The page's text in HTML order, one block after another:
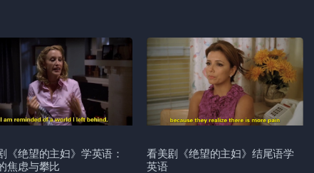
《绝望的主妇》学英语：
焦虑与攀比
看美剧《绝望的主妇》结尾语学
英语